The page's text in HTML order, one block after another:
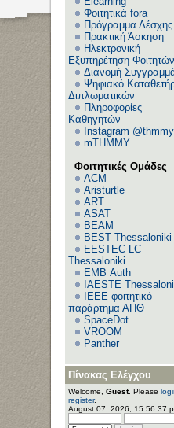
Φοιτητικά fora
Πρόγραμμα Λέσχης
Πρακτική Άσκηση
Ηλεκτρονική
Εξυπηρέτηση Φοιτητών
Διανομή
Ψηφιακό
Διπλωματικών
Πληροφορίες
Καθηγητών
Instagram
mTHMMY
Φοιτητικές Ομάδες
ACM
Aristurtle
ART
ASAT
BEAM
BEST Thessaloniki
EESTEC LC
Thessaloniki
EΜΒ Auth
IAESTE
IEEE φοιτητικό
παράρτημα ΑΠΘ
SpaceDot
VROOM
Panther
Πίνακας Ελέγχου
Welcome, Guest. Please
register.
August 07, 2026, 15:56:37